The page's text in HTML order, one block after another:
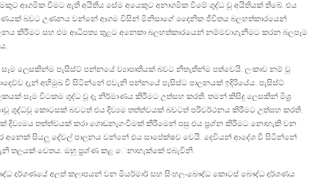
ආගමික වීමට ඇති අයිතිය සේම අයෙකුට අනාගමික වීමේ ශුද්ධ වූ අයිතියක් තිබේ. එය
බවට උණනය වන්නේ ආගම විසින් මිනිසාගේ දෛනික ජීවිතය බලහත්කාරයෙන්
කිරීමට සහ එම ආධිපත්‍ය තුළට අනෙකා බලහත්කාරයෙන් නම්මවාගැනීමට කරන බලපෑම
ලෙසකින්ම පැසිස්ට් පන්නයේ ව්‍යාපෘතියක් බවට නිතැතින්ම පත්වෙයි. ලංකාව නම් වූ
දැන් අභිමුඛ වී සිටින්නේ එවැනි පන්නයේ පැසිස්ට පාලනයක් ඉදිරියේය. පැසිස්ට්
සෑම විටකම ශුද්ධ වූ දෑ නිර්මාණය කිරීමට උත්සහ කරති. තමන් කිසිදු ලෙසකින් මිශ්‍ර
ශුද්ධවූ කොටසක් බවටත් එය දිව්‍යම තත්ත්වයක් බවටත් පරිවර්ථනය කිරීමට උත්සහ කරති.
දිව්‍යමය තත්ත්වයක් කරා ගොඩනැගංවීමක් කිරීමෙන් පසු එය ප්‍රශ්න කිරීමට නොහැකි වන
අනෙක් සියලු දේවල් පාලනය වන්නේ එය සාපේක්ෂව වෙයි. දෙවියන් ආදේශ වී සිටින්නේ
තලයක් වෙතය. ඔහු ප්‍රශ්ණ කළ ෙනාහැක්කේ එබැවිනි.
දර්ශණයේ අලුත් කලාපයන් වන මියර්මාර් සහ සිංහල-බෞද්ධ කොටස් බෞද්ධ දර්ශණය